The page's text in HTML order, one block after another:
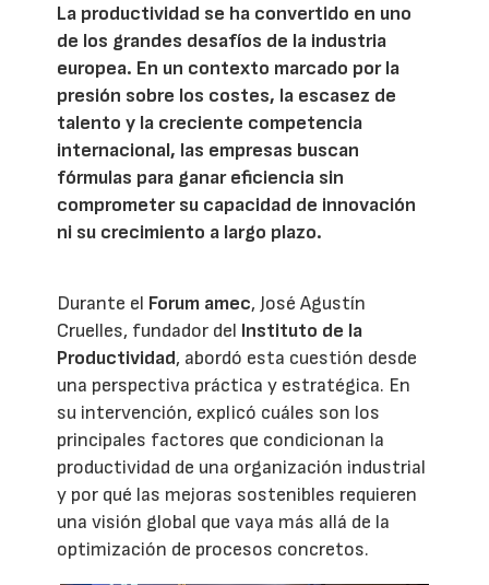
La productividad se ha convertido en uno
de los grandes desafíos de la industria
europea. En un contexto marcado por la
presión sobre los costes, la escasez de
talento y la creciente competencia
internacional, las empresas buscan
fórmulas para ganar eficiencia sin
comprometer su capacidad de innovación
ni su crecimiento a largo plazo.
Durante el Forum amec, José Agustín
Cruelles, fundador del Instituto de la
Productividad, abordó esta cuestión desde
una perspectiva práctica y estratégica. En
su intervención, explicó cuáles son los
principales factores que condicionan la
productividad de una organización industrial
y por qué las mejoras sostenibles requieren
una visión global que vaya más allá de la
optimización de procesos concretos.